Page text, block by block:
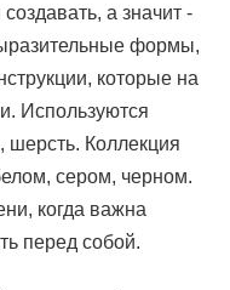
а значит -
формы,
которые на
Используются
шерсть. Коллекция
сером, черном.
когда важна
перед собой.